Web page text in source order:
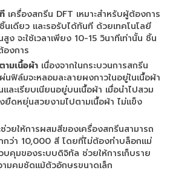
เครื่องสกรีน DFT เหมาะสำหรับผู้ต้องการ
เดียว และรอรับได้ทันที ด้วยเทคโนโลยี
ง จะใช้เวลาเพียง 10-15 วินาทีเท่านั้น ชิ้น
องการ
มเนื้อผ้า เนื่องจากในกระบวนการสกรีน
ฟิล์มจะหลอมละลายผงกาวในอยู่ในเนื้อผ้า
ละเรียบเนียนอยู่บนเนื้อผ้า เมื่อนำไปสวม
ยืดหยุ่นสวยงามไปตามเนื้อผ้า ไม่แข็ง
ช่วยให้การผสมสีของเครื่องสกรีนสามารถ
กว่า 10,000 สี โดยที่ไม่ต้องทำบล็อกแม่
คุมของระบบดิจิทัล ช่วยให้การเก็บราย
ามคมชัดแม้ตัวอักษรขนาดเล็ก